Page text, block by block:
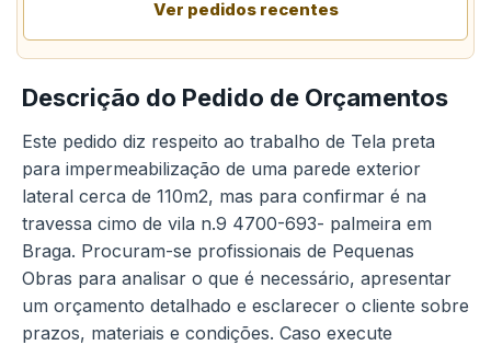
Ver pedidos recentes
Descrição do Pedido de Orçamentos
Este pedido diz respeito ao trabalho de Tela preta
para impermeabilização de uma parede exterior
lateral cerca de 110m2, mas para confirmar é na
travessa cimo de vila n.9 4700-693- palmeira em
Braga. Procuram-se profissionais de Pequenas
Obras para analisar o que é necessário, apresentar
um orçamento detalhado e esclarecer o cliente sobre
prazos, materiais e condições. Caso execute